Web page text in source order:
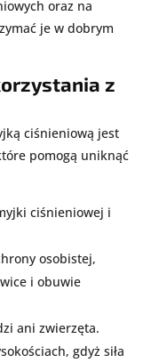
oraz na
je w dobrym
z
ciśnieniową jest
pomogą uniknąć
ciśnieniowej i
osobistej,
i obuwie
ani zwierzęta.
gdyż siła